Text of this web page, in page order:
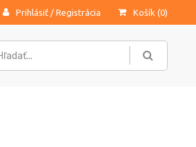
Prihlásiť / Registrácia Košík (0)